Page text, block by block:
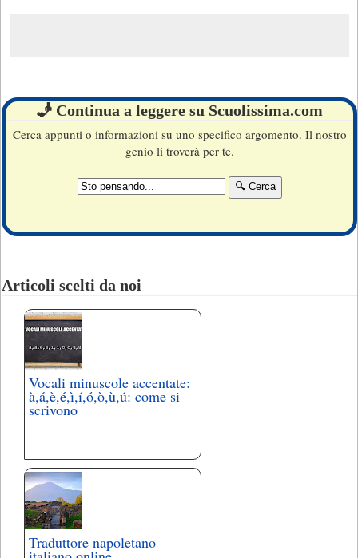
🧞 Continua a leggere su Scuolissima.com
Cerca appunti o informazioni su uno specifico argomento. Il nostro
genio li troverà per te.
Articoli scelti da noi
Vocali minuscole accentate:
à,á,è,é,ì,í,ó,ò,ù,ú: come si
scrivono
Traduttore napoletano